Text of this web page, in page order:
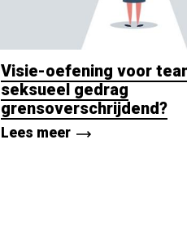
Visie-oefening voor
seksueel gedrag
grensoverschrijdend?
Lees meer